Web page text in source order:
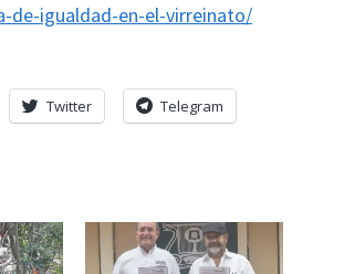
de-igualdad-en-el-virreinato/
Twitter Telegram